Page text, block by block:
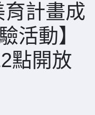
育計畫成
活動】
點開放